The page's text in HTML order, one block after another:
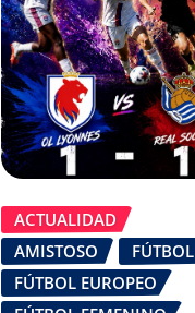
ACTUALIDAD
AMISTOSO
FÚTBOL
FÚTBOL EUROPEO